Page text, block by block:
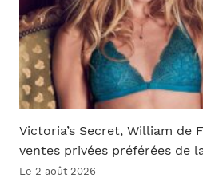
Victoria’s Secret, William de
ventes privées préférées de
Le 2 août 2026